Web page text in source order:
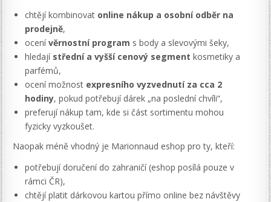
chtějí kombinovat online nákup a osobní odběr na
prodejně,
ocenívěrnostní program s body a slevovými šeky,
hledají střední a vyšší cenový segment kosmetiky a
parfémů,
ocení možnost expresního vyzvednutí za cca 2
hodiny, pokud potřebují dárek „na poslední chvíli“,
preferují nákup tam, kde si část sortimentu mohou
fyzicky vyzkoušet.
Naopak méně vhodný je Marionnaud eshop pro ty, kteří:
potřebují doručení do zahraničí (eshop posílá pouze v
rámci ČR),
chtějí platit dárkovou kartou přímo online bez návštěvy